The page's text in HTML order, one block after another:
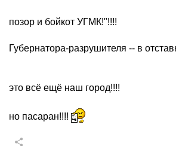
позор и бойкот УГМК!"!!!!
Губернатора-разрушителя -- в
это всё ещё наш город!!!!
но пасаран!!!!